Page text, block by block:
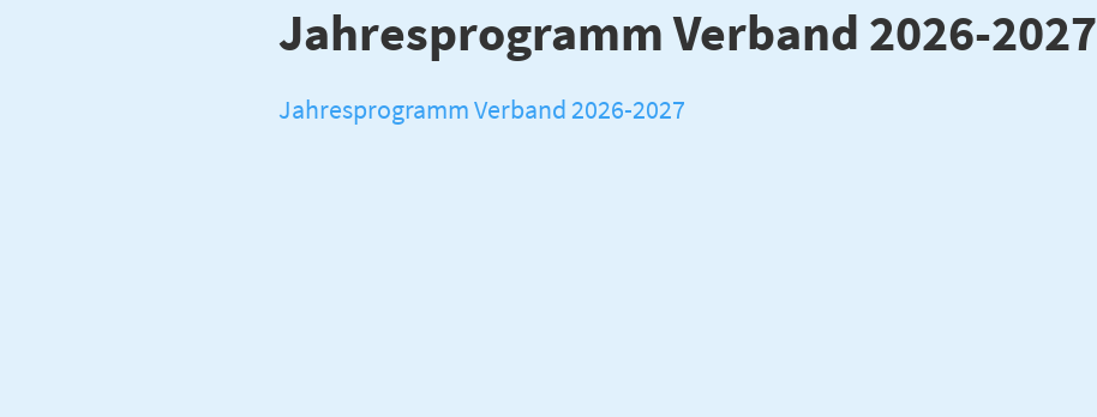
Jahresprogramm Verband 2026-2027
Jahresprogramm Verband 2026-2027